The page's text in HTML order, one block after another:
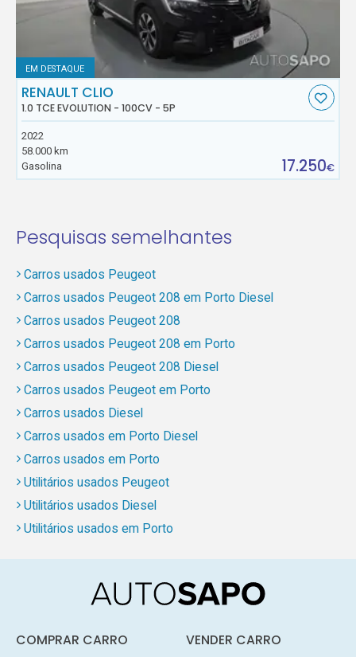
EM DESTAQUE
RENAULT CLIO
1.0 TCE EVOLUTION - 100CV - 5P
2022
58.000 km
Gasolina
17.250€
Pesquisas semelhantes
Carros usados Peugeot
Carros usados Peugeot 208 em Porto Diesel
Carros usados Peugeot 208
Carros usados Peugeot 208 em Porto
Carros usados Peugeot 208 Diesel
Carros usados Peugeot em Porto
Carros usados Diesel
Carros usados em Porto Diesel
Carros usados em Porto
Utilitários usados Peugeot
Utilitários usados Diesel
Utilitários usados em Porto
COMPRAR CARRO VENDER CARRO